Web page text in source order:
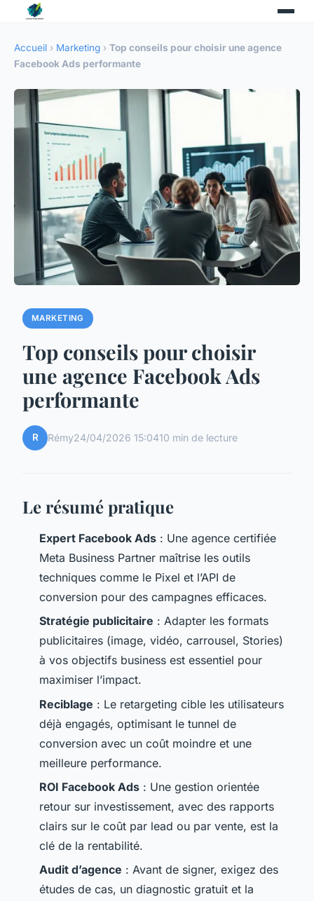
Accueil › Marketing › Top conseils pour choisir une agence
Facebook Ads performante
MARKETING
Top conseils pour choisir
une agence Facebook Ads
performante
R Rémy24/04/2026 15:0410 min de lecture
Le résumé pratique
Expert Facebook Ads : Une agence certifiée
Meta Business Partner maîtrise les outils
techniques comme le Pixel et l’API de
conversion pour des campagnes efficaces.
Stratégie publicitaire : Adapter les formats
publicitaires (image, vidéo, carrousel, Stories)
à vos objectifs business est essentiel pour
maximiser l’impact.
Reciblage : Le retargeting cible les utilisateurs
déjà engagés, optimisant le tunnel de
conversion avec un coût moindre et une
meilleure performance.
ROI Facebook Ads : Une gestion orientée
retour sur investissement, avec des rapports
clairs sur le coût par lead ou par vente, est la
clé de la rentabilité.
Audit d’agence : Avant de signer, exigez des
études de cas, un diagnostic gratuit et la